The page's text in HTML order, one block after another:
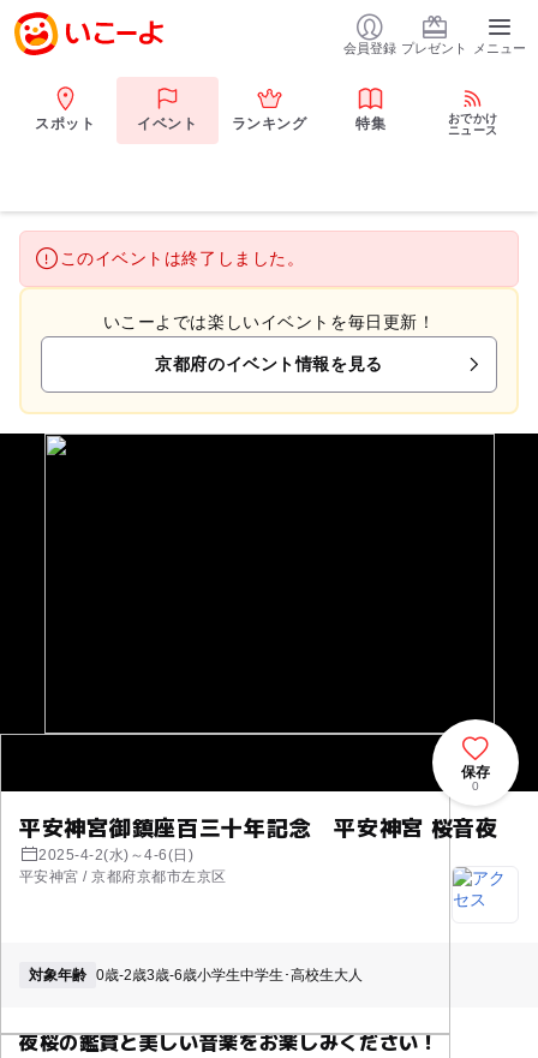
会員登録 プレゼント メニュー
スポット イベント ランキング 特集
おでかけ
ニュース
このイベントは終了しました。
いこーよでは楽しいイベントを毎日更新！
京都府のイベント情報を見る
平安神宮御鎮座百三十年記念 平安神宮 桜音夜
2025-4-2(水)～4-6(日)
平安神宮 / 京都府京都市左京区
保存
0
対象年齢 0歳-2歳3歳-6歳小学生中学生･高校生大人
夜桜の鑑賞と美しい音楽をお楽しみください！